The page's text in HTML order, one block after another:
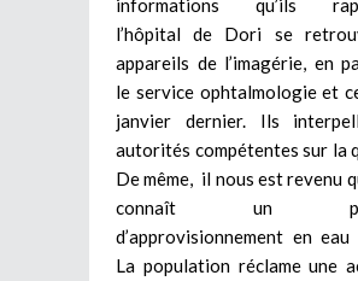
l’hôpital de Dori se
appareils de l’imagérie, en
le service ophtalmologie et
janvier dernier. Ils
autorités compétentes sur la
De même, il nous est revenu
connaît un
d’approvisionnement en eau
La population réclame une